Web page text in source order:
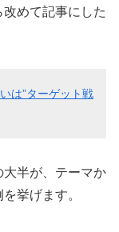
めて記事にした
は”ターゲット戦
大半が、テーマか
挙げます。